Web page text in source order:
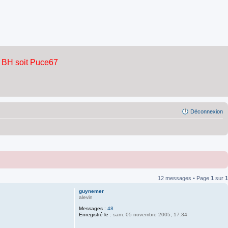
Déconnexion
12 messages • Page 1 sur 1
guynemer
alevin
Messages : 48
Enregistré le : sam. 05 novembre 2005, 17:34